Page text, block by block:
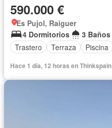
590.000 €
Es Pujol, Raiguer
4 Dormitorios
3 Baños
Trastero
Terraza Piscina
Hace 1 día, 12 horas en Thinkspain